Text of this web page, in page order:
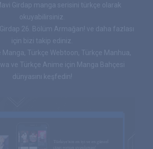
Girdap manga serisini türkçe olarak
okuyabilirsiniz.
26. Bölüm Armağan! ve daha fazlası
için bizi takip ediniz.
Manga, Türkçe Webtoon, Türkçe Manhua,
ve Türkçe Anime için Manga Bahçesi
dünyasını keşfedin!